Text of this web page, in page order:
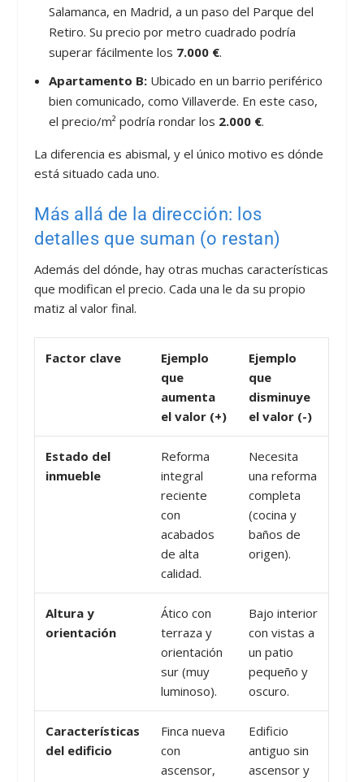
Salamanca, en Madrid, a un paso del Parque del
Retiro. Su precio por metro cuadrado podría
superar fácilmente los 7.000 €.
Apartamento B:Ubicado en un barrio periférico
bien comunicado, como Villaverde. En este caso,
el precio/m² podría rondar los 2.000 €.
La diferencia es abismal, y el único motivo es dónde
está situado cada uno.
Más allá de la dirección: los
detalles que suman (o restan)
Además del dónde, hay otras muchas características
que modifican el precio. Cada una le da su propio
matiz al valor final.
Factor clave
Ejemplo
que
aumenta
el valor (+)
Ejemplo
que
disminuye
el valor (-)
Estado del
inmueble
Reforma
integral
reciente
con
acabados
de alta
calidad.
Necesita
una reforma
completa
(cocina y
baños de
origen).
Altura y
orientación
Ático con
terraza y
orientación
sur (muy
luminoso).
Bajo interior
con vistas a
un patio
pequeño y
oscuro.
Características
del edificio
Finca nueva
con
ascensor,
Edificio
antiguo sin
ascensor y